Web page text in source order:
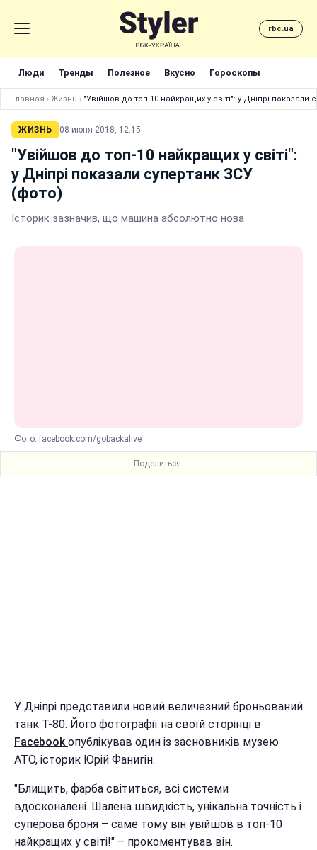
rbc.ua
Люди Тренды Полезное Вкусно Гороскопы
Главная › Жизнь › "Увійшов до топ-10 найкращих у світі": у Дніпрі показали
ЖИЗНЬ 08 июня 2018, 12:15
"Увійшов до топ-10 найкращих у світі":
у Дніпрі показали супертанк ЗСУ
(фото)
Історик зазначив, що машина абсолютно нова
Фото: facebook.com/gobackalive
Поделиться:
У Дніпрі представили новий величезний броньований
танк Т-80. Його фотографії на своїй сторінці в
Facebookопублікував один із засновників музею
АТО, історик Юрій Фанигін.
"Блищить, фарба світиться, всі системи
вдосконалені. Шалена швидкість, унікальна точність і
суперова броня – саме тому він увійшов в топ-10
найкращих у світі!" – прокоментував він.